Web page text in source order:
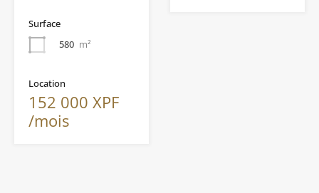
Surface
580 m²
Location
152 000 XPF
/mois